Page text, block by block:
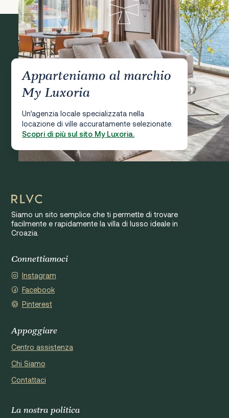
Apparteniamo al marchio
My Luxoria
Un’agenzia locale specializzata nella
locazione di ville accuratamente selezionate.
Scopri di più sul sito My Luxoria.
Siamo un sito semplice che ti permette di trovare
facilmente e rapidamente la villa di lusso ideale in
Croazia.
Connettiamoci
Instagram
Facebook
Pinterest
Appoggiare
Centro assistenza
Chi Siamo
Contattaci
La nostra politica